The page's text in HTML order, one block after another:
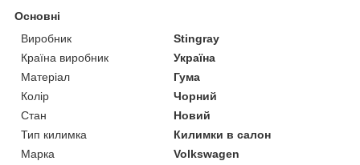
Основні
Виробник
Stingray
Країна виробник
Україна
Матеріал
Гума
Колір
Чорний
Стан
Новий
Тип килимка
Килимки в салон
Марка
Volkswagen